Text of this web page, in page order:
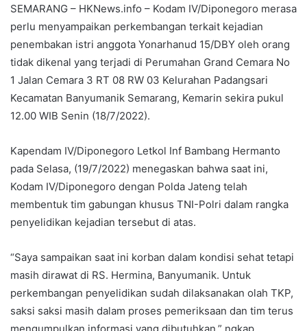
SEMARANG – HKNews.info – Kodam IV/Diponegoro merasa
perlu menyampaikan perkembangan terkait kejadian
penembakan istri anggota Yonarhanud 15/DBY oleh orang
tidak dikenal yang terjadi di Perumahan Grand Cemara No
1 Jalan Cemara 3 RT 08 RW 03 Kelurahan Padangsari
Kecamatan Banyumanik Semarang, Kemarin sekira pukul
12.00 WIB Senin (18/7/2022).
Kapendam IV/Diponegoro Letkol Inf Bambang Hermanto
pada Selasa, (19/7/2022) menegaskan bahwa saat ini,
Kodam IV/Diponegoro dengan Polda Jateng telah
membentuk tim gabungan khusus TNI-Polri dalam rangka
penyelidikan kejadian tersebut di atas.
“Saya sampaikan saat ini korban dalam kondisi sehat tetapi
masih dirawat di RS. Hermina, Banyumanik. Untuk
perkembangan penyelidikan sudah dilaksanakan olah TKP,
saksi saksi masih dalam proses pemeriksaan dan tim terus